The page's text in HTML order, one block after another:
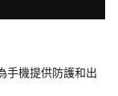
手機提供防護和出